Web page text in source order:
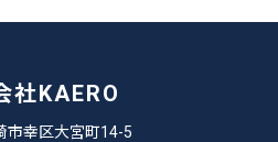
社KAERO
市幸区大宮町14-5